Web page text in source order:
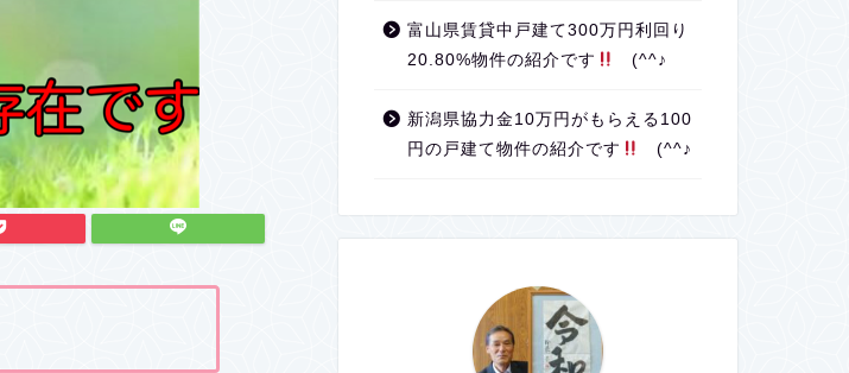
富山県賃貸中戸建て300万円利回り
20.80%物件の紹介です
(^^♪
新潟県協力金10万円がもらえる100
円の戸建て物件の紹介です
(^^♪